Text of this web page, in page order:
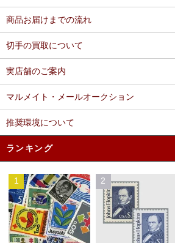
商品お届けまでの流れ
切手の買取について
実店舗のご案内
マルメイト・メールオークション
推奨環境について
ランキング
1 2